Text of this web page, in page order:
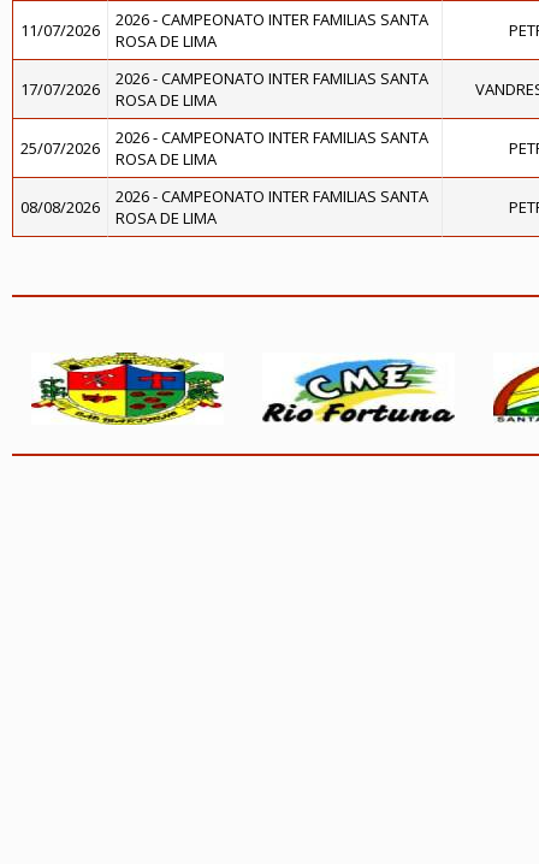
11/07/2026
2026 - CAMPEONATO INTER FAMILIAS SANTA
ROSA DE LIMA
17/07/2026
2026 - CAMPEONATO INTER FAMILIAS SANTA
ROSA DE LIMA
25/07/2026
2026 - CAMPEONATO INTER FAMILIAS SANTA
ROSA DE LIMA
08/08/2026
2026 - CAMPEONATO INTER FAMILIAS SANTA
ROSA DE LIMA